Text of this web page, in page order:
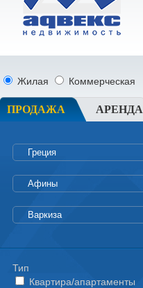
Жилая Коммерческая
ПРОДАЖА АРЕНДА
Тип
Квартира/апартаменты